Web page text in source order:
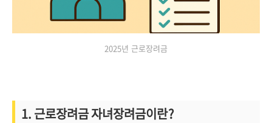
2025년 근로장려금
1. 근로장려금 자녀장려금이란?